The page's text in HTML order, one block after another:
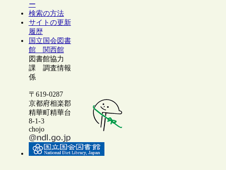
ー
検索の方法
サイトの更新
履歴
国立国会図書
館 関西館
図書館協力
課 調査情報
係
〒619-0287
京都府相楽郡
精華町精華台
8-1-3
chojo